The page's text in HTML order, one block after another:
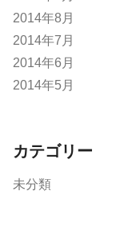
2014年8月
2014年7月
2014年6月
2014年5月
カテゴリー
未分類